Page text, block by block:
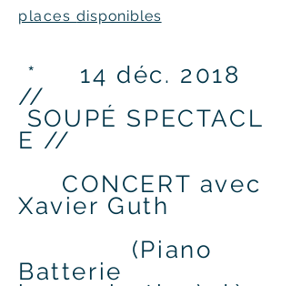
placesdisponibles
* 14 déc. 2018
//
SOUPÉ SPECTACL
E //
CONCERT avec
Xavier Guth
(Piano
Batterie